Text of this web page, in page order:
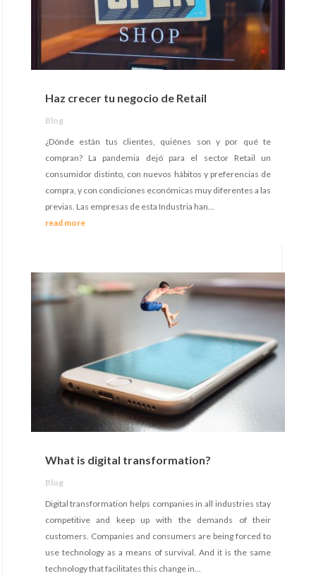
Haz crecer tu negocio de Retail
Blog
¿Dónde están tus clientes, quiénes son y por qué te
compran? La pandemia dejó para el sector Retail un
consumidor distinto, con nuevos hábitos y preferencias de
compra, y con condiciones económicas muy diferentes a las
previas. Las empresas de esta Industria han...
read more
What is digital transformation?
Blog
Digital transformation helps companies in all industries stay
competitive and keep up with the demands of their
customers. Companies and consumers are being forced to
use technology as a means of survival. And it is the same
technology that facilitates this change in...